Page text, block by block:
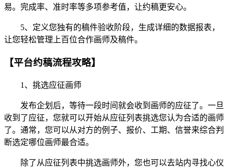
易。完成率、准时率等多项参考值，让约稿更安心。
5、定义您独有的稿件验收阶段，生成详细的数据报表，
让您轻松管理上百位合作画师及稿件。
【平台约稿流程攻略】
1、挑选应征画师
发布企划后，等待一段时间就会收到画师的应征了。一旦
收到了应征，您就可以开始从应征列表挑选您认为合适的画师
了。通常，您可以从对方的例子、报价、工期、信誉来综合判
断选定哪位画师最合适。
除了从应征列表中挑选画师外，您也可以去站内寻找心仪